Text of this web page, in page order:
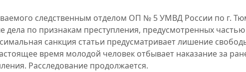
следственным отделом ОП № 5 УМВД России по г.
дела по признакам преступления, предусмотренных
санкция статьи предусматривает лишение
время молодой человек отбывает наказание за
Расследование продолжается.